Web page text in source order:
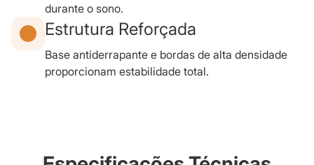
durante o sono.
Estrutura Reforçada
Base antiderrapante e bordas de alta densidade
proporcionam estabilidade total.